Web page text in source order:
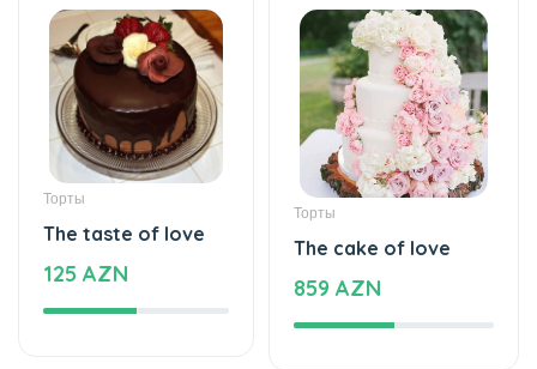
Торты
The taste of love
125 AZN
Торты
The cake of love
859 AZN